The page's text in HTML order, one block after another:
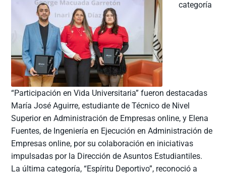
categoría
“Participación en Vida Universitaria” fueron destacadas
María José Aguirre, estudiante de Técnico de Nivel
Superior en Administración de Empresas online, y Elena
Fuentes, de Ingeniería en Ejecución en Administración de
Empresas online, por su colaboración en iniciativas
impulsadas por la Dirección de Asuntos Estudiantiles.
La última categoría, “Espíritu Deportivo”, reconoció a